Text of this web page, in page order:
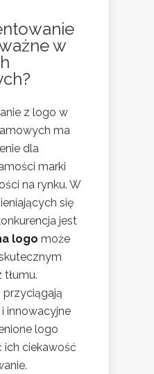
w
z logo w
ma
dla
marki
na rynku. W
się
jest
logo może
tłumu.
innowacyjne
logo
ciekawość